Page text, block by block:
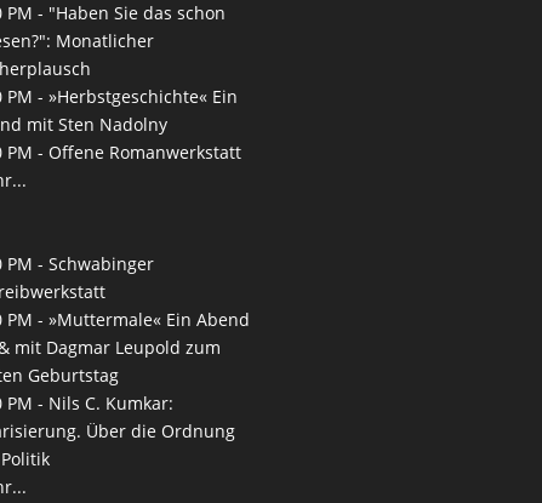
PM - "Haben Sie das schon
Monatlicher
PM -»Herbstgeschichte« Ein
mit Sten Nadolny
PM -Offene Romanwerkstatt
PM -Schwabinger
PM -»Muttermale« Ein Abend
mit Dagmar Leupold zum
Geburtstag
PM - Nils C. Kumkar:
Über die Ordnung